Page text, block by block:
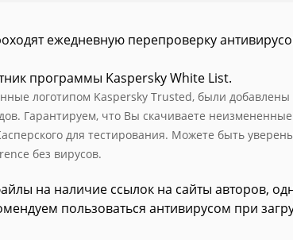
ежедневную перепроверку
программы Kaspersky White List.
логотипом Kaspersky Trusted, были
Гарантируем, что Вы скачиваете
для тестирования. Можете быть
без вирусов.
на наличие ссылок на сайты авторов,
пользоваться антивирусом при